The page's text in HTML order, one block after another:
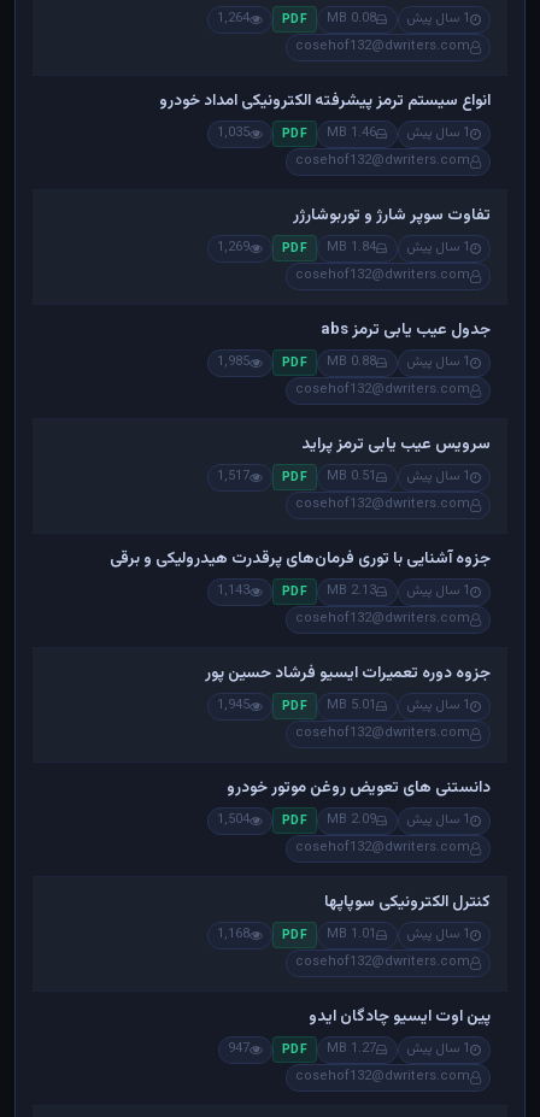
1 سال پیش 0.08 MB
PDF
1,264
cosehof132@dwriters.com
انواع سیستم ترمز پیشرفته الکترونیکی امداد خودرو
1 سال پیش 1.46 MB
PDF
1,035
cosehof132@dwriters.com
تفاوت سوپر شارژ و توربوشارژر
1 سال پیش 1.84 MB
PDF
1,269
cosehof132@dwriters.com
جدول عیب یابی ترمز abs
1 سال پیش 0.88 MB
PDF
1,985
cosehof132@dwriters.com
سرویس عیب یابی ترمز پراید
1 سال پیش 0.51 MB
PDF
1,517
cosehof132@dwriters.com
جزوه آشنایی با توری فرمان‌های پرقدرت هیدرولیکی و برقی
1 سال پیش 2.13 MB
PDF
1,143
cosehof132@dwriters.com
جزوه دوره تعمیرات ایسیو فرشاد حسین پور
1 سال پیش 5.01 MB
PDF
1,945
cosehof132@dwriters.com
دانستنی های تعویض روغن موتور خودرو
1 سال پیش 2.09 MB
PDF
1,504
cosehof132@dwriters.com
کنترل الکترونیکی سوپاپها
1 سال پیش 1.01 MB
PDF
1,168
cosehof132@dwriters.com
پین اوت ایسیو چادگان ایدو
1 سال پیش 1.27 MB
PDF
947
cosehof132@dwriters.com